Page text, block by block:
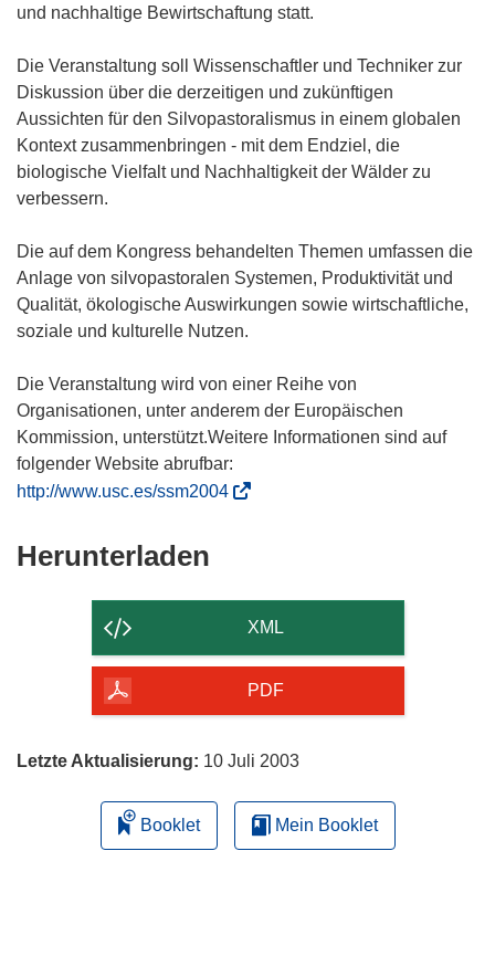
und nachhaltige Bewirtschaftung statt.
Die Veranstaltung soll Wissenschaftler und Techniker zur
Diskussion über die derzeitigen und zukünftigen
Aussichten für den Silvopastoralismus in einem globalen
Kontext zusammenbringen - mit dem Endziel, die
biologische Vielfalt und Nachhaltigkeit der Wälder zu
verbessern.
Die auf dem Kongress behandelten Themen umfassen die
Anlage von silvopastoralen Systemen, Produktivität und
Qualität, ökologische Auswirkungen sowie wirtschaftliche,
soziale und kulturelle Nutzen.
Die Veranstaltung wird von einer Reihe von
Organisationen, unter anderem der Europäischen
Kommission, unterstützt.Weitere Informationen sind auf
folgender Website abrufbar:
http://www.usc.es/ssm2004(
e
e
Herunterladen
der
Seite
herunterladen
XML
PDF
Letzte Aktualisierung: 10 Juli 2003
Booklet Mein Booklet